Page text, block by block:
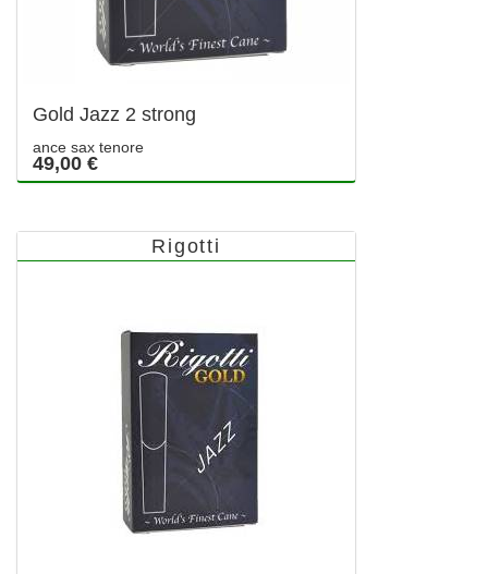
Gold Jazz 2 strong
ance sax tenore
49,00 €
Rigotti